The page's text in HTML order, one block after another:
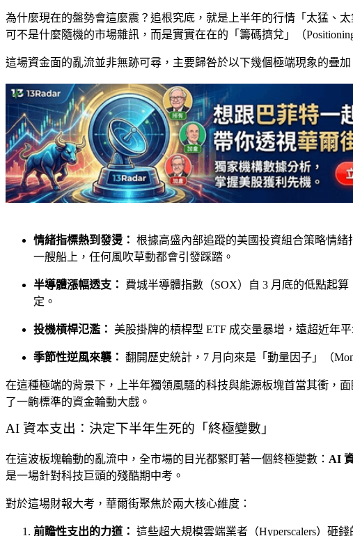
為什麼現在的盤勢會這麼震？追根究底，就是上半年的行情「太猛、
可不是什麼隨機的市場雜訊，而是實實在在的「籌碼擠兌」（
這場資金面的亂流並非無跡可尋，主要歸咎於以下幾個極端現象的疊加
情緒指標熱到發燙： 根據高盛內部追蹤的美國投資組合策略情緒
一艘船上，任何風吹草動都會引發踩踏。
半導體漲幅透支：
費城半導體指數（SOX）自 3 月底的低點起
定。
投機槓桿氾濫： 美股掛牌的槓桿型 ETF 成交量暴增，遠超近年
季節性逆風來襲： 翻開歷史統計，7 月向來是「動量因子」（
在這種極端的背景下，上半年獨領風騷的科技與能源板塊首當其衝，
了一齣標準的資金輪動大戲。
AI 資本支出：決定下半年生死的「終極變數」
在這波板塊輪動的亂流中，全市場的目光都緊盯著一個終極變數： AI
是一場針對科技巨頭的殘酷期中考。
對於這場財報大考，華爾街聚焦於兩大核心維度：
前瞻性支出的力道： 這些超大規模雲端業者（Hyperscalers）砸